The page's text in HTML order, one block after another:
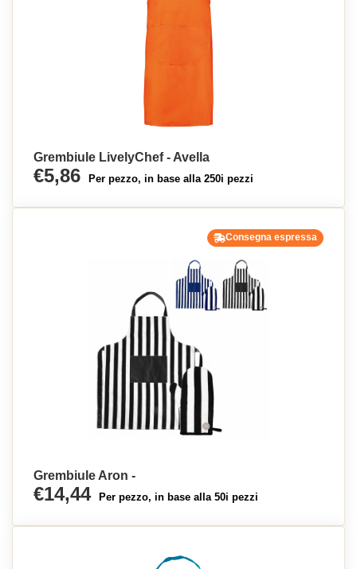
Grembiule LivelyChef - Avella
€5,86 Per pezzo, in base alla 250i pezzi
Consegna espressa
Grembiule Aron -
€14,44 Per pezzo, in base alla 50i pezzi